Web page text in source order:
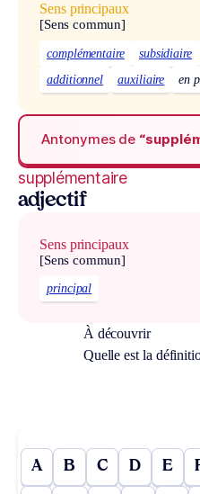
Sens principaux
[Sens commun]
complémentaire subsidiaire
additionnel
auxiliaire en
Antonymes de
supplémentaire
adjectif
Sens principaux
[Sens commun]
principal
À découvrir
Quelle est la
A B C D E